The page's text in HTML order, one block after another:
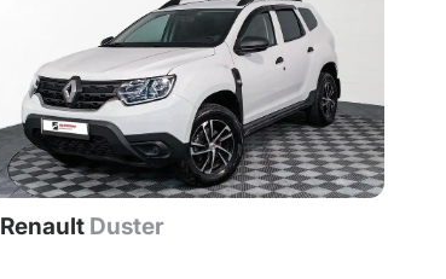
Renault Duster